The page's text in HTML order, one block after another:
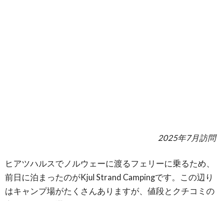
2025年7月訪問
ヒアツハルスでノルウェーに渡るフェリーに乗るため、
前日に泊まったのがKjul Strand Campingです。この辺り
はキャンプ場がたくさんありますが、値段とクチコミの